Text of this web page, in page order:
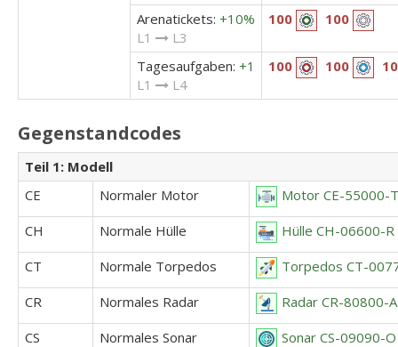
Arenatickets: +10%
L1
L3
100 100
Tagesaufgaben: +1
L1
L4
100 100
Gegenstandcodes
Teil 1: Modell
CE
Normaler Motor
Motor CE-55000-T
CH
Normale Hülle
Hülle CH-06600-R
CT
Normale Torpedos
Torpedos CT-
CR
Normales Radar
Radar CR-80800-A
CS
Normales Sonar
Sonar CS-09090-O